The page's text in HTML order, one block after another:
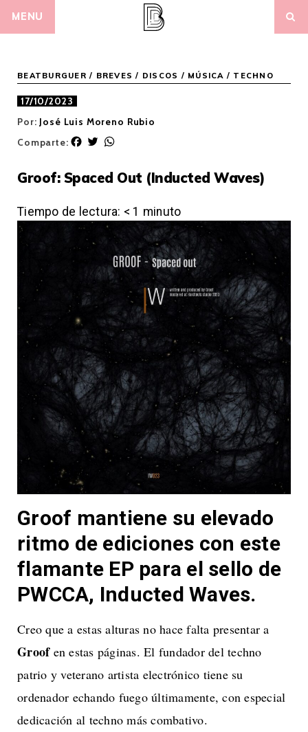
MENU
BEATBURGUER / BREVES / DISCOS / MÚSICA / TECHNO
17/10/2023
Por: José Luis Moreno Rubio
Comparte:
F
e
o
o
k
T
t
e
r
t
A
p
p
Groof: Spaced Out (Inducted Waves)
Tiempo de lectura: < 1 minuto
Groof mantiene su elevado
ritmo de ediciones con este
flamante EP para el sello de
PWCCA, Inducted Waves.
Creo que a estas alturas no hace falta presentar a
Groofen estas páginas. El fundador del techno
patrio y veterano artista electrónico tiene su
ordenador echando fuego últimamente, con especial
dedicación al techno más combativo.